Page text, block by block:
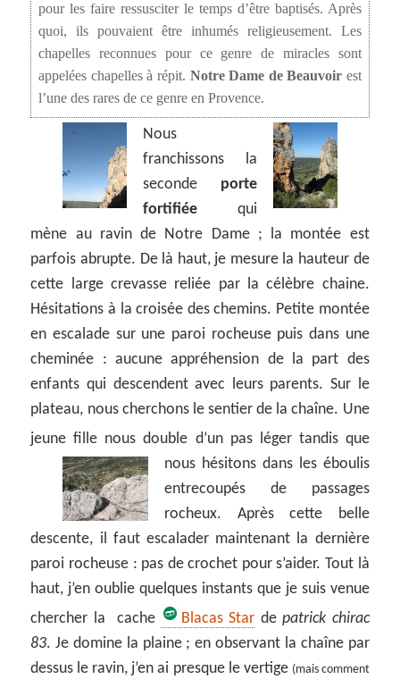
pour les faire ressusciter le temps d’être baptisés. Après
quoi, ils pouvaient être inhumés religieusement. Les
chapelles reconnues pour ce genre de miracles sont
appelées chapelles à répit. Notre Dame de Beauvoir est
l’une des rares de ce genre en Provence.
Nous
franchissons la
seconde porte
fortifiée qui
mène au ravin de Notre Dame ; la montée est
parfois abrupte. De là haut, je mesure la hauteur de
cette large crevasse reliée par la célèbre chaine.
Hésitations à la croisée des chemins. Petite montée
en escalade sur une paroi rocheuse puis dans une
cheminée : aucune appréhension de la part des
enfants qui descendent avec leurs parents. Sur le
plateau, nous cherchons le sentier de la chaîne. Une
jeune fille nous double d’un pas léger tandis que
nous hésitons dans les éboulis
entrecoupés de passages
rocheux. Après cette belle
descente, il faut escalader maintenant la dernière
paroi rocheuse : pas de crochet pour s’aider. Tout là
haut, j’en oublie quelques instants que je suis venue
chercher la cache
Blacas Star depatrick chirac
83. Je domine la plaine ; en observant la chaîne par
dessus le ravin, j’en ai presque le vertige (mais comment